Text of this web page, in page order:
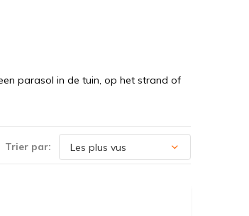
parasol in de tuin, op het strand of
Trier par: